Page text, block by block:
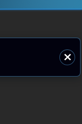
⨯